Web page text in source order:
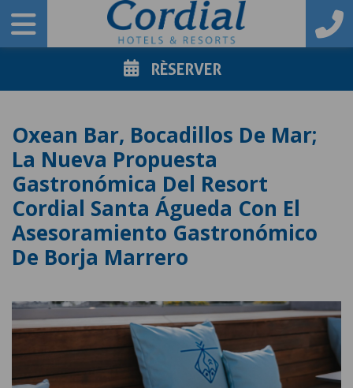
RÈSERVER
Oxean Bar, Bocadillos De Mar;
La Nueva Propuesta
Gastronómica Del Resort
Cordial Santa Águeda Con El
Asesoramiento Gastronómico
De Borja Marrero